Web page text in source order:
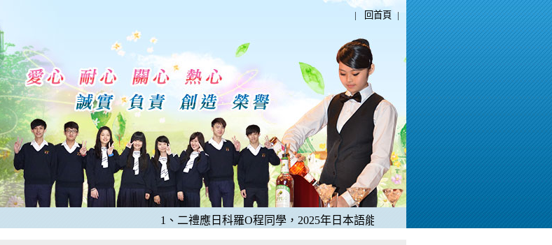
| 回首頁 |
1、二禮應日科羅O程同學，2025年日本語能力測驗「N1中考取滿分180分」。